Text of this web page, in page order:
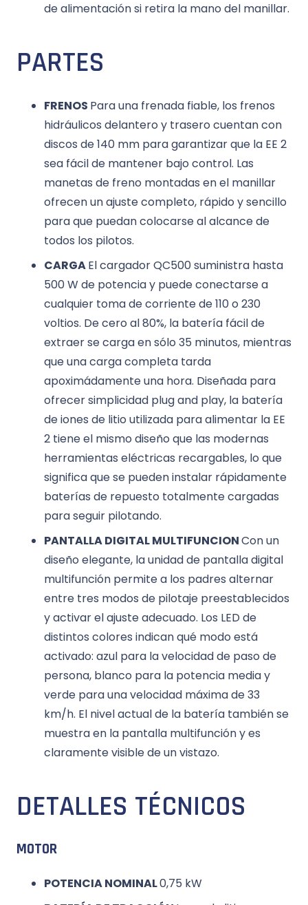
de alimentación si retira la mano del manillar.
PARTES
FRENOS Para una frenada fiable, los frenos
hidráulicos delantero y trasero cuentan con
discos de 140 mm para garantizar que la EE 2
sea fácil de mantener bajo control. Las
manetas de freno montadas en el manillar
ofrecen un ajuste completo, rápido y sencillo
para que puedan colocarse al alcance de
todos los pilotos.
CARGAEl cargador QC500 suministra hasta
500 W de potencia y puede conectarse a
cualquier toma de corriente de 110 o 230
voltios. De cero al 80%, la batería fácil de
extraer se carga en sólo 35 minutos, mientras
que una carga completa tarda
apoximádamente una hora. Diseñada para
ofrecer simplicidad plug and play, la batería
de iones de litio utilizada para alimentar la EE
2 tiene el mismo diseño que las modernas
herramientas eléctricas recargables, lo que
significa que se pueden instalar rápidamente
baterías de repuesto totalmente cargadas
para seguir pilotando.
PANTALLA DIGITAL MULTIFUNCIONCon un
diseño elegante, la unidad de pantalla digital
multifunción permite a los padres alternar
entre tres modos de pilotaje preestablecidos
y activar el ajuste adecuado. Los LED de
distintos colores indican qué modo está
activado: azul para la velocidad de paso de
persona, blanco para la potencia media y
verde para una velocidad máxima de 33
km/h. El nivel actual de la batería también se
muestra en la pantalla multifunción y es
claramente visible de un vistazo.
DETALLES TÉCNICOS
MOTOR
POTENCIA NOMINAL0,75 kW